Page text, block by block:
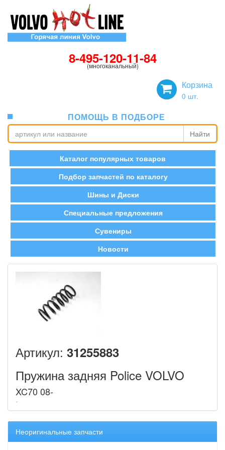
8-495-120-11-84
(многоканальный)
Корзина
0 шт.
ПОМОЩЬ В ПОДБОРЕ
Найти
Каталог популярных товаров
Подбор запчастей по каталогу
Шины и Диски
Специальные предложения
Сувениры
Новости
Артикул: 31255883
Пружина задняя Police VOLVO
XC70 08-
Неоригинальные запчасти